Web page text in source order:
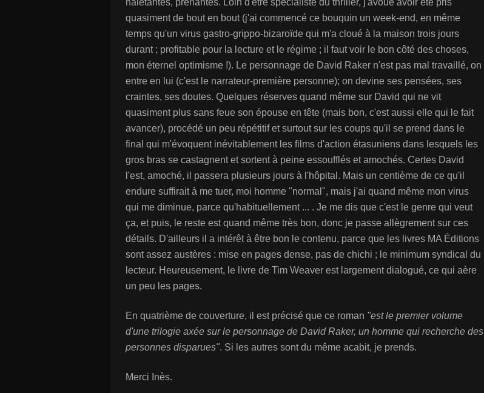
haletantes, prenantes. Loin d'être spécialiste du thriller, j'avoue avoir été pris
quasiment de bout en bout (j'ai commencé ce bouquin un week-end, en même
temps qu'un virus gastro-grippo-bizaroïde qui m'a cloué à la maison trois jours
durant ; profitable pour la lecture et le régime ; il faut voir le bon côté des choses,
mon éternel optimisme !). Le personnage de David Raker n'est pas mal travaillé, on
entre en lui (c'est le narrateur-première personne); on devine ses pensées, ses
craintes, ses doutes. Quelques réserves quand même sur David qui ne vit
quasiment plus sans feue son épouse en tête (mais bon, c'est aussi elle qui le fait
avancer), procédé un peu répétitif et surtout sur les coups qu'il se prend dans le
final qui m'évoquent inévitablement les films d'action étasuniens dans lesquels les
gros bras se castagnent et sortent à peine essoufflés et amochés. Certes David
l'est, amoché, il passera plusieurs jours à l'hôpital. Mais un centième de ce qu'il
endure suffirait à me tuer, moi homme "normal", mais j'ai quand même mon virus
qui me diminue, parce qu'habituellement ... . Je me dis que c'est le genre qui veut
ça, et puis, le reste est quand même très bon, donc je passe allègrement sur ces
détails. D'ailleurs il a intérêt à être bon le contenu, parce que les livres MA Éditions
sont assez austères : mise en pages dense, pas de chichi ; le minimum syndical du
lecteur. Heureusement, le livre de Tim Weaver est largement dialogué, ce qui aère
un peu les pages.
En quatrième de couverture, il est précisé que ce roman "est le premier volume
d'une trilogie axée sur le personnage de David Raker, un homme qui recherche des
personnes disparues". Si les autres sont du même acabit, je prends.
Merci Inès.